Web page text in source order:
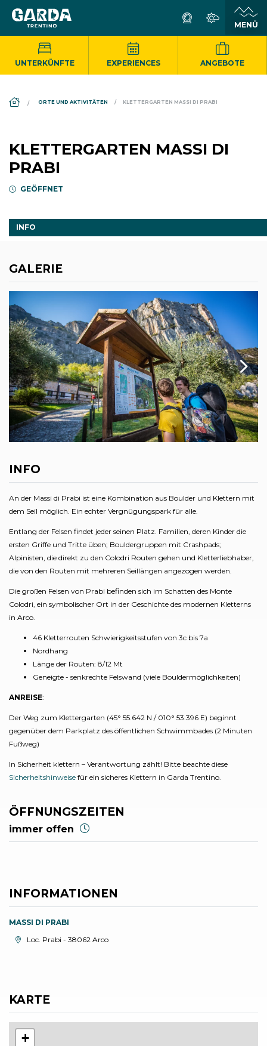
UNTERKÜNFTE EXPERIENCES ANGEBOTE
ORTE UND AKTIVITÄTEN KLETTERGARTEN MASSI DI PRABI
KLETTERGARTEN MASSI DI
PRABI
GEÖFFNET
INFO
GALERIE
INFO
An der Massi di Prabi ist eine Kombination aus Boulder und Klettern mit
dem Seil möglich. Ein echter Vergnügungspark für alle.
Entlang der Felsen findet jeder seinen Platz. Familien, deren Kinder die
ersten Griffe und Tritte üben; Bouldergruppen mit Crashpads;
Alpinisten, die direkt zu den Colodri Routen gehen und Kletterliebhaber,
die von den Routen mit mehreren Seillängen angezogen werden.
Die großen Felsen von Prabi befinden sich im Schatten des Monte
Colodri, ein symbolischer Ort in der Geschichte des modernen Kletterns
in Arco.
46 Kletterrouten Schwierigkeitsstufen von 3c bis 7a
Nordhang
Länge der Routen: 8/12 Mt
Geneigte - senkrechte Felswand (viele Bouldermöglichkeiten)
ANREISE:
Der Weg zum Klettergarten (45° 55.642 N / 010° 53.396 E) beginnt
gegenüber dem Parkplatz des öffentlichen Schwimmbades (2 Minuten
Fußweg)
In Sicherheit klettern – Verantwortung zählt! Bitte beachte diese
Sicherheitshinweise für ein sicheres Klettern in Garda Trentino.
ÖFFNUNGSZEITEN
immer offen
INFORMATIONEN
MASSI DI PRABI
aria.location:
Loc. Prabi - 38062 Arco
KARTE
+